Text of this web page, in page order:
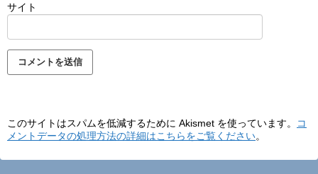
サイト
このサイトはスパムを低減するために Akismet を使っています。
コ
メントデータの処理方法の詳細はこちらをご覧ください。